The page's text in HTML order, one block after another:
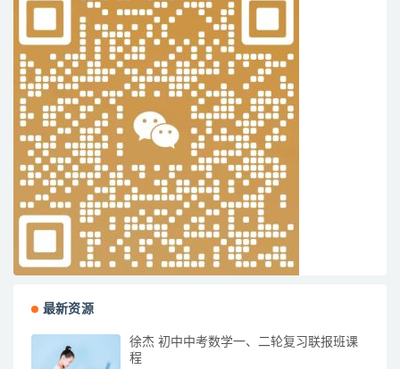
最新资源
徐杰 初中中考数学一、二轮复习联报班课
程